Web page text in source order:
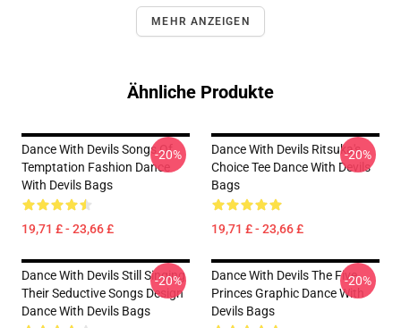
MEHR ANZEIGEN
Ähnliche Produkte
Dance With Devils Songs Of
Temptation Fashion Dance
With Devils Bags
19,71 £ - 23,66 £
-20%
Dance With Devils Ritsuka's
Choice Tee Dance With Devils
Bags
19,71 £ - 23,66 £
-20%
Dance With Devils Still Singing
Their Seductive Songs Design
Dance With Devils Bags
-20%
Dance With Devils The Five
Princes Graphic Dance With
Devils Bags
-20%